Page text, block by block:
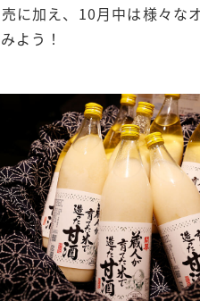
に加え、10月中は様々な
よう！